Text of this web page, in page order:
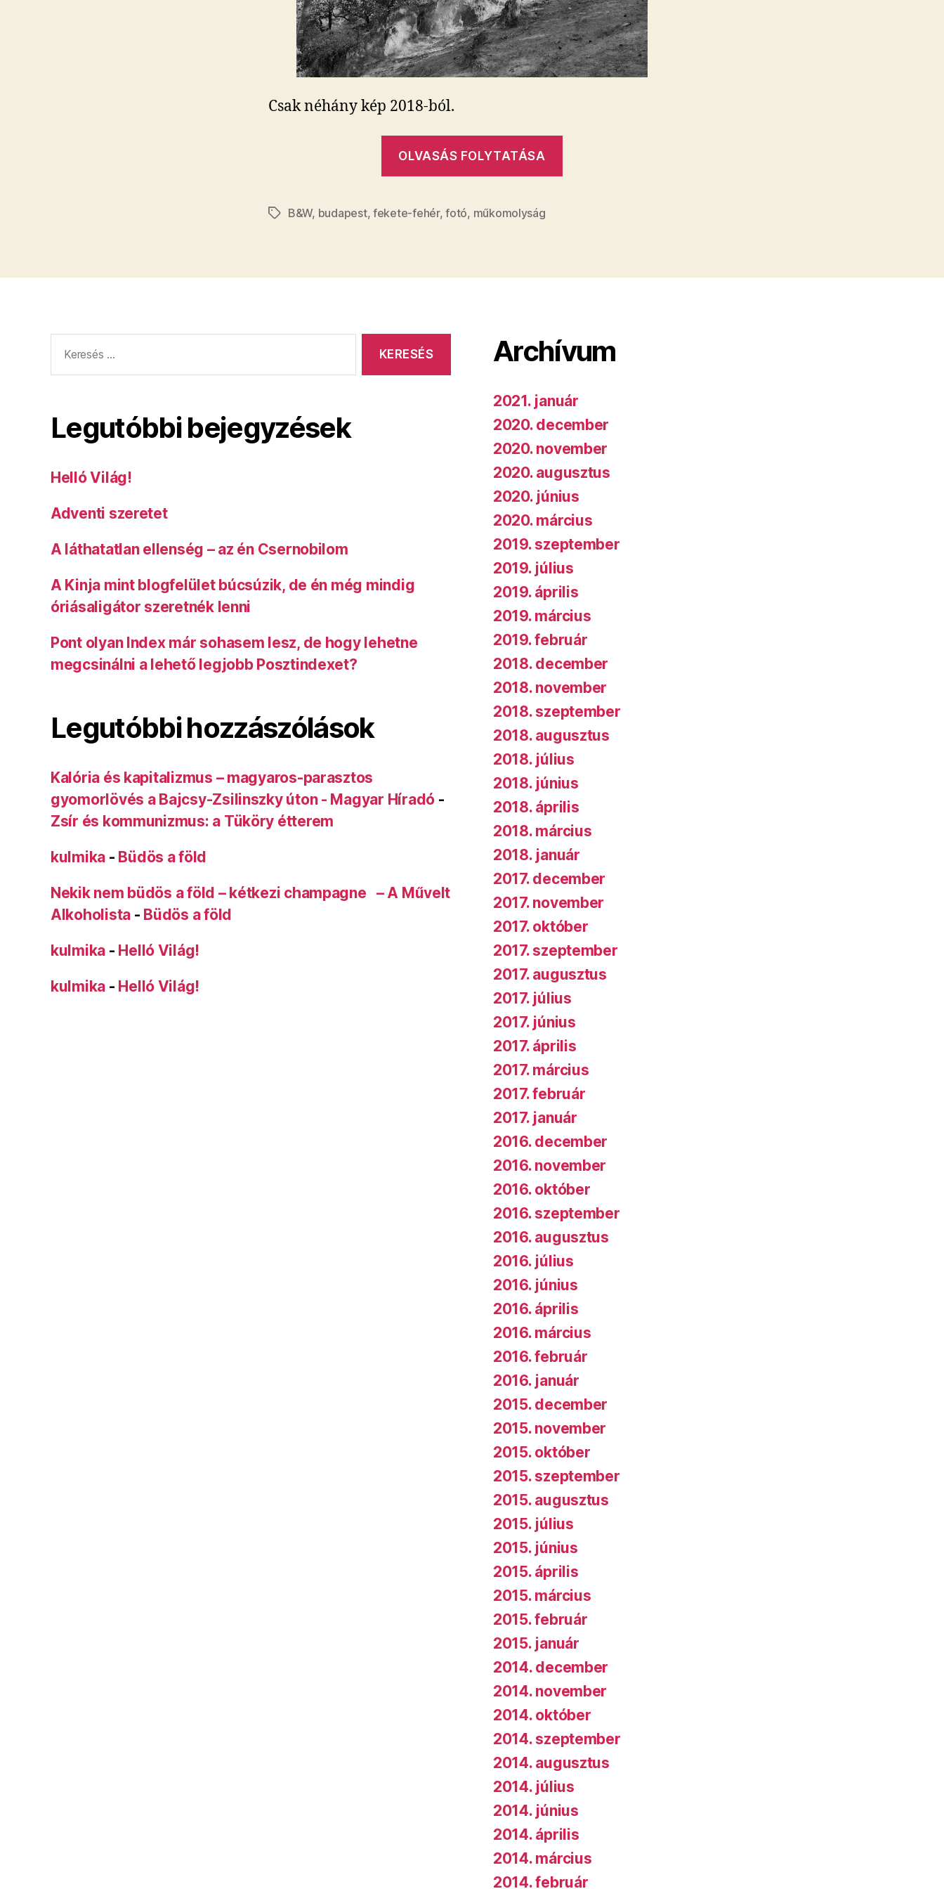
Csak néhány kép 2018-ból.
OLVASÁS FOLYTATÁSA
Címkék
B&W, budapest, fekete-fehér,fotó, műkomolyság
Legutóbbi bejegyzések
Helló Világ!
Adventi szeretet
A láthatatlan ellenség – az én Csernobilom
A Kinja mint blogfelület búcsúzik, de én még mindig
óriásaligátor szeretnék lenni
Pont olyan Index már sohasem lesz, de hogy lehetne
megcsinálni a lehető legjobb Posztindexet?
Legutóbbi hozzászólások
Kalória és kapitalizmus – magyaros-parasztos
gyomorlövés a Bajcsy-Zsilinszky úton - Magyar Híradó-
Zsír és kommunizmus: a Tüköry étterem
kulmika - Büdös a föld
Nekik nem büdös a föld – kétkezi champagne – A Művelt
Alkoholista - Büdös a föld
kulmika - Helló Világ!
kulmika - Helló Világ!
Archívum
2021. január
2020. december
2020. november
2020. augusztus
2020. június
2020. március
2019. szeptember
2019. július
2019. április
2019. március
2019. február
2018. december
2018. november
2018. szeptember
2018. augusztus
2018. július
2018. június
2018. április
2018. március
2018. január
2017. december
2017. november
2017. október
2017. szeptember
2017. augusztus
2017. július
2017. június
2017. április
2017. március
2017. február
2017. január
2016. december
2016. november
2016. október
2016. szeptember
2016. augusztus
2016. július
2016. június
2016. április
2016. március
2016. február
2016. január
2015. december
2015. november
2015. október
2015. szeptember
2015. augusztus
2015. július
2015. június
2015. április
2015. március
2015. február
2015. január
2014. december
2014. november
2014. október
2014. szeptember
2014. augusztus
2014. július
2014. június
2014. április
2014. március
2014. február